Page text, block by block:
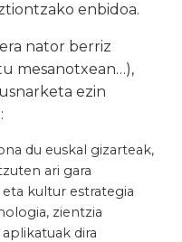
enbidoa.
era nator berriz
mesanotxean…),
ezin
du euskal gizarteak,
ari gara
kultur estrategia
zientzia
dira